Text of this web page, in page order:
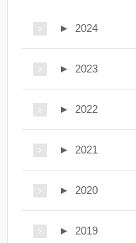
► 2024
► 2023
► 2022
► 2021
► 2020
► 2019